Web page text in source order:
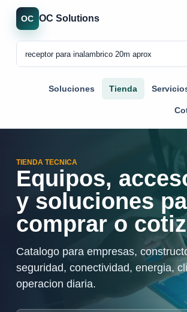
OC OC Solutions
Soluciones Tienda
TIENDA TECNICA
Equipos,
y soluciones
comprar o
Catalogo para empresas,
seguridad, conectividad, energia,
operacion diaria.